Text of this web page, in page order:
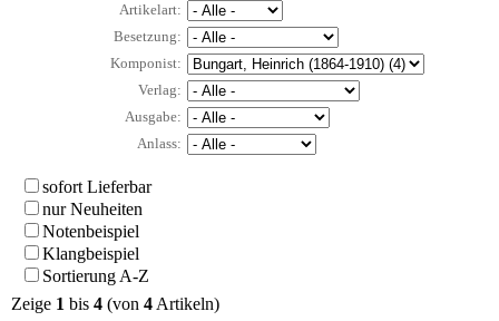
Artikelart:
Besetzung:
Komponist:
Verlag:
Ausgabe:
Anlass:
sofort Lieferbar
nur Neuheiten
Notenbeispiel
Klangbeispiel
Sortierung A-Z
Zeige 1 bis 4 (von 4Artikeln)